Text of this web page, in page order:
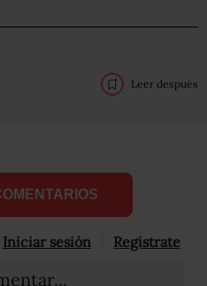
Leer después
Iniciar sesión Registrate